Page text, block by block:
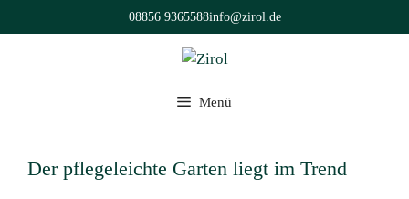
Inhalt
08856 9365588info@zirol.de
Menü
Der pflegeleichte Garten liegt im Trend